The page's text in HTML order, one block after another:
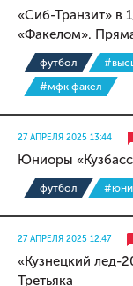
«Сиб-Транзит» в
«Факелом».
футбол
#мфк факел
27 АПРЕЛЯ 2025 13:44
Юниоры
футбол
27 АПРЕЛЯ 2025 12:47
«Кузнецкий лед-
Третьяка